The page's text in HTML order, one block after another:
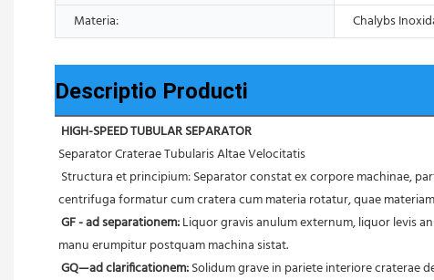
Materia: Chalybs
Descriptio Producti
HIGH-SPEED TUBULAR SEPARATOR
Separator Craterae Tubularis Altae Velocitatis
centrifuga formatur cum cratera cum materia rotatur, quae
GF - ad separationem: Liquor gravis anulum externum, liquor levis
manu erumpitur postquam machina sistat.
GQ—ad clarificationem: Solidum grave in pariete interiore craterae